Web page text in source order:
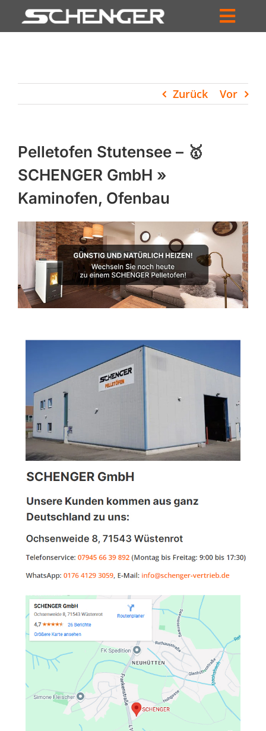
Inhalt
HÄNDLERSUCHE
UNTERNEHMEN
PROFIL
WARENKORB
PRODUCTS
SEARCH
Zurück Vor
Pelletofen Stutensee – 🥇
SCHENGER GmbH »
Kaminofen, Ofenbau